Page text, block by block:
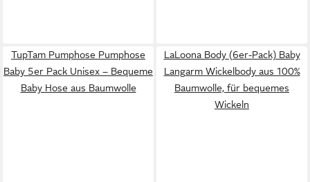
TupTam Pumphose Pumphose
Baby 5er Pack Unisex – Bequeme
Baby Hose aus Baumwolle
LaLoona Body (6er-Pack) Baby
Langarm Wickelbody aus 100%
Baumwolle, für bequemes
Wickeln